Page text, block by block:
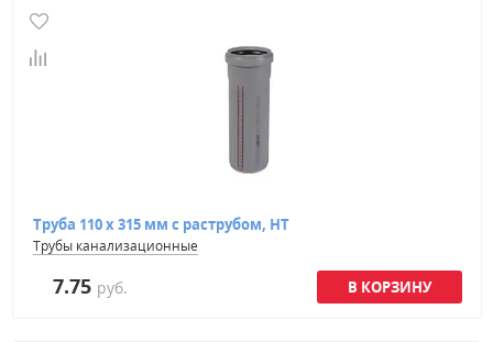
Труба 110 х 315 мм с раструбом, HT
Трубы канализационные
7.75 руб.